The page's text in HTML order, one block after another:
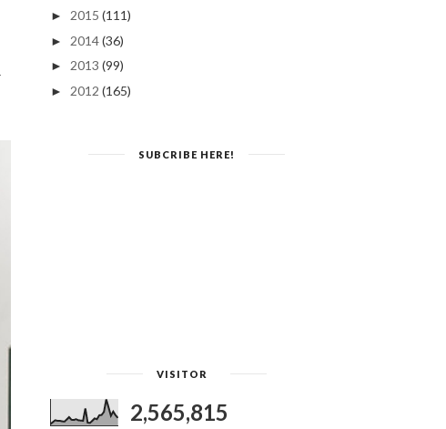
► 2015 (111)
► 2014 (36)
► 2013 (99)
► 2012 (165)
SUBCRIBE HERE!
VISITOR
2,565,815